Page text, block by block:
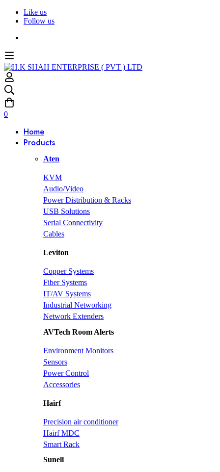
Like us
Follow us
0
Home
Products
Aten
KVM
Audio/Video
Power Distribution & Racks
USB Solutions
Serial Connectivity
Cables
Leviton
Copper Systems
Fiber Systems
IT/AV Systems
Industrial Networking
Network Extenders
AVTech Room Alerts
Environment Monitors
Sensors
Power Control
Accessories
Hairf
Precision air conditioner
Hairf MDC
Smart Rack
Sunell